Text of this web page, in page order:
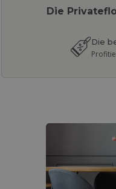
Die
Die